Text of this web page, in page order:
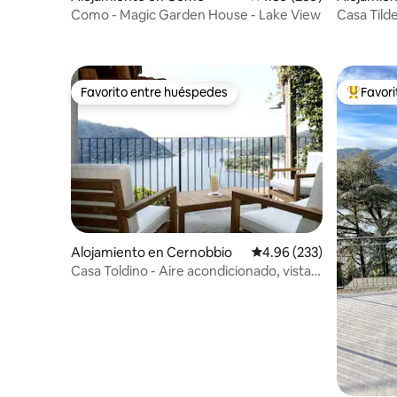
Como - Magic Garden House - Lake View
Casa
Favorito entre huéspedes
Favorito entre huéspedes
Alojamiento en Cernobbio Calificación promedio:
4.96 (233)
Casa Toldino - Aire acondicionado, vistas